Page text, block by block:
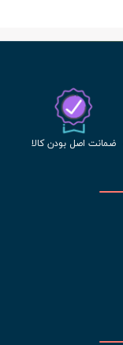
ضمانت اصل بودن کالا